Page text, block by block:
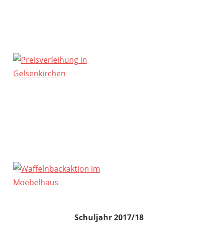
Schuljahr 2017/18